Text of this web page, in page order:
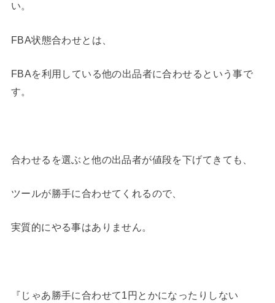
い。
FBA状態合わせとは、
FBAを利用している他の出品者に合わせるという事で
す。
合わせるを選ぶと他の出品者が値段を下げてきても、
ツールが勝手に合わせてくれるので、
実質的にやる事はありません。
『じゃあ勝手に合わせて1円とかになったりしない